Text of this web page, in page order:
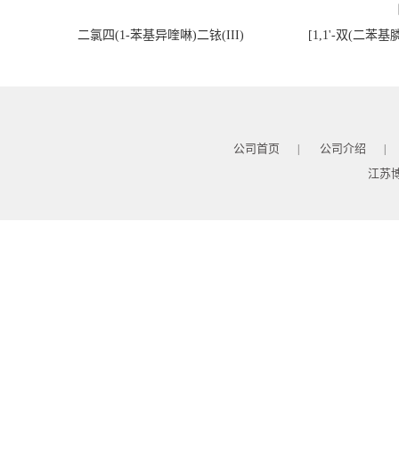
二氯四(1-苯基异喹啉)二铱(III) [1,1'-双(二苯基
公司首页 | 公司介绍 |
江苏